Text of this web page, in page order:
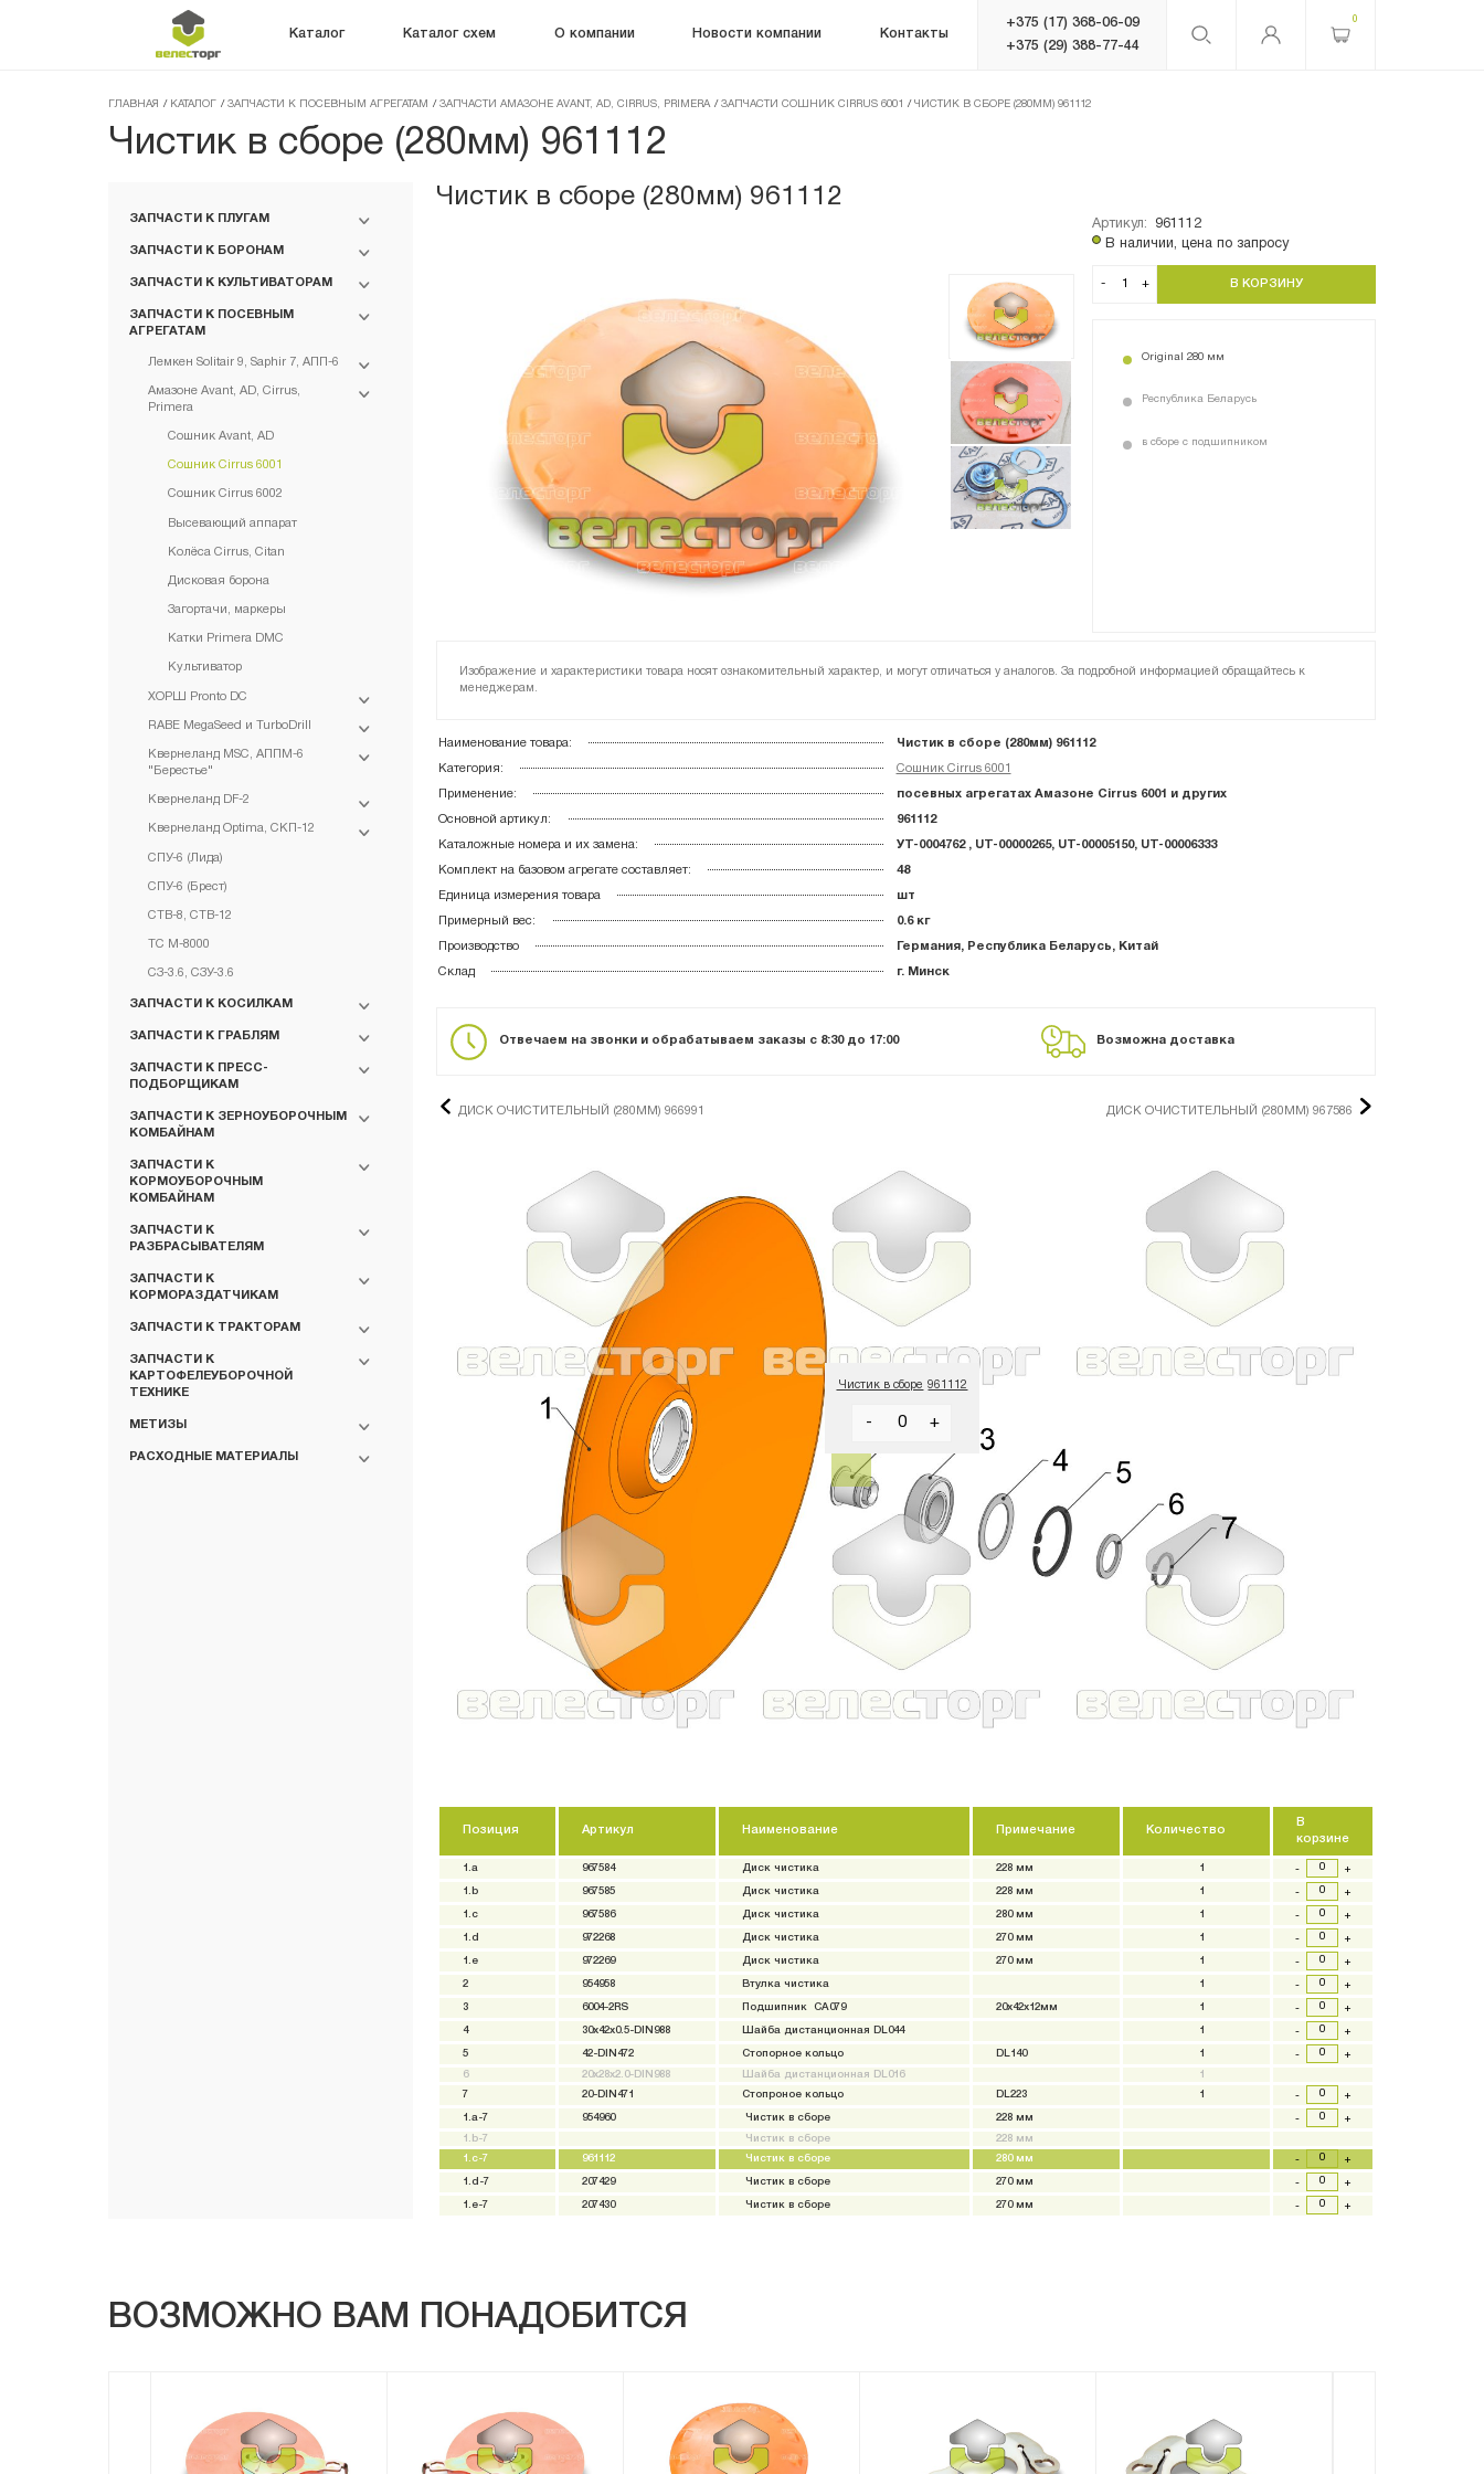
Каталог Каталог схем О компании Новости компании Контакты
+375 (17) 368-06-09
+375 (29) 388-77-44
0
ГЛАВНАЯ / КАТАЛОГ / ЗАПЧАСТИ К ПОСЕВНЫМ АГРЕГАТАМ / ЗАПЧАСТИ АМАЗОНЕ AVANT, AD, CIRRUS, PRIMERA / ЗАПЧАСТИ СОШНИК CIRRUS 6001 / ЧИСТИК В СБОРЕ (280ММ) 961112
Чистик в сборе (280мм) 961112
ЗАПЧАСТИ К ПЛУГАМ
ЗАПЧАСТИ К БОРОНАМ
ЗАПЧАСТИ К КУЛЬТИВАТОРАМ
ЗАПЧАСТИ К ПОСЕВНЫМ
АГРЕГАТАМ
Лемкен Solitair 9, Saphir 7, АПП-6
Амазоне Avant, AD, Cirrus,
Primera
Сошник Avant, AD
Сошник Cirrus 6001
Сошник Cirrus 6002
Высевающий аппарат
Колёса Cirrus, Citan
Дисковая борона
Загортачи, маркеры
Катки Primera DMC
Культиватор
ХОРШ Pronto DC
RABE MegaSeed и TurboDrill
Квернеланд MSC, АППМ-6
"Берестье"
Квернеланд DF-2
Квернеланд Optima, СКП-12
СПУ-6 (Лида)
СПУ-6 (Брест)
CТВ-8, CТВ-12
ТС М-8000
СЗ-3.6, СЗУ-3.6
ЗАПЧАСТИ К КОСИЛКАМ
ЗАПЧАСТИ К ГРАБЛЯМ
ЗАПЧАСТИ К ПРЕСС-
ПОДБОРЩИКАМ
ЗАПЧАСТИ К ЗЕРНОУБОРОЧНЫМ
КОМБАЙНАМ
ЗАПЧАСТИ К
КОРМОУБОРОЧНЫМ
КОМБАЙНАМ
ЗАПЧАСТИ К
РАЗБРАСЫВАТЕЛЯМ
ЗАПЧАСТИ К
КОРМОРАЗДАТЧИКАМ
ЗАПЧАСТИ К ТРАКТОРАМ
ЗАПЧАСТИ К
КАРТОФЕЛЕУБОРОЧНОЙ
ТЕХНИКЕ
МЕТИЗЫ
РАСХОДНЫЕ МАТЕРИАЛЫ
Чистик в сборе (280мм) 961112
Артикул:
961112
В наличии, цена по запросу
- +
Original 280 мм
Республика Беларусь
в сборе с подшипником
Изображение и характеристики товара носят ознакомительный характер, и могут отличаться у аналогов. За подробной информацией обращайтесь к
менеджерам.
Наименование товара: Чистик в сборе (280мм) 961112
Категория: Сошник Cirrus 6001
Применение: посевных агрегатах Амазоне Сirrus 6001 и других
Основной артикул: 961112
Каталожные номера и их замена: УТ-0004762 , UT-00000265, UT-00005150, UT-00006333
Комплект на базовом агрегате составляет: 48
Единица измерения товара шт
Примерный вес: 0.6 кг
Производство Германия, Республика Беларусь, Китай
Склад г. Минск
Отвечаем на звонки и обрабатываем заказы с 8:30 до 17:00 Возможна доставка
ДИСК ОЧИСТИТЕЛЬНЫЙ (280ММ) 966991 ДИСК ОЧИСТИТЕЛЬНЫЙ (280ММ) 967586
+
+
+
+
- +
+
Чистик в сборе 961112
- +
+
+
Позиция Артикул Наименование Примечание Количество
В
корзине
1.a 967584 Диск чистика 228 мм 1 - +
1.b 967585 Диск чистика 228 мм 1 - +
1.c 967586 Диск чистика 280 мм 1 - +
1.d 972268 Диск чистика 270 мм 1 - +
1.e 972269 Диск чистика 270 мм 1 - +
2 954958 Втулка чистика 1 - +
3 6004-2RS Подшипник СА079 20x42x12мм 1 - +
4 30x42x0.5-DIN988 Шайба дистанционная DL044 1 - +
5 42-DIN472 Стопорное кольцо DL140 1 -
+
6
20x28x2.0-DIN988 Шайба дистанционная DL016
1
7
20-DIN471 Стопроное кольцо DL223 1 - +
1.a-7 954960 Чистик в сборе 228 мм -
+
1.b-7
Чистик в сборе
228 мм
1.c-7
961112 Чистик в сборе 280 мм - +
1.d-7 207429 Чистик в сборе 270 мм - +
1.e-7 207430 Чистик в сборе 270 мм - +
ВОЗМОЖНО ВАМ ПОНАДОБИТСЯ